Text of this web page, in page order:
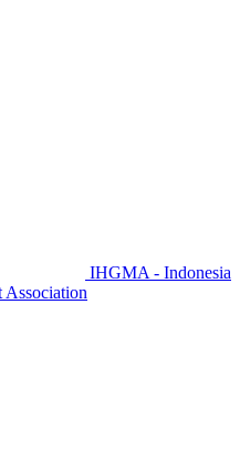
IHGMA - Indonesia
Association